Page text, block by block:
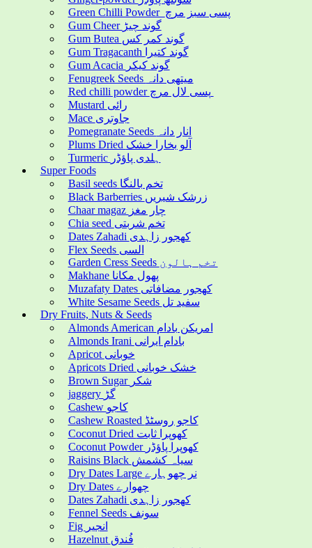
Green Chilli Powder پسی سبز مرچ
Gum Cheer گوند چیڑ
Gum Butea گوند کمر کس
Gum Tragacanth گوند کتیرا
Gum Acacia گوند کیکر
Fenugreek Seeds میتھی دانہ
Mustard رائی
Mace جاوتری
Pomegranate Seeds انار دانہ
Plums Dried آلو بخارا خشک
Turmeric ہلدی پاؤڈر
Super Foods
Basil seeds تخم بالنگا
Black Barberries زرشک شیریں
Chaar magaz چار مغز
Chia seed تخم شربتی
Dates Zahadi کھجور زاہدی
Flex Seeds السی
Garden Cress Seeds تخم ہالون
Makhane پھول مکانا
Muzafaty Dates کھجور مضافاتی
White Sesame Seeds سفید تل
Dry Fruits, Nuts & Seeds
Almonds American امریکن بادام
Almonds Irani بادام ایرانی
Apricot خوبانی
Apricots Dried خشک خوبانی
Brown Sugar شکر
jaggery گڑ
Cashew کاجو
Cashew Roasted کاجو روسٹڈ
Coconut Dried کھوپرا ثابت
Coconut Powder کھوپرا پاؤڈر
Raisins Black سیاہ کشمش
Dry Dates Large نر چھوہارے
Dry Dates چھوارے
Dates Zahadi کھجور زاہدی
Fennel Seeds سونف
Fig انجیر
Hazelnut فُندق